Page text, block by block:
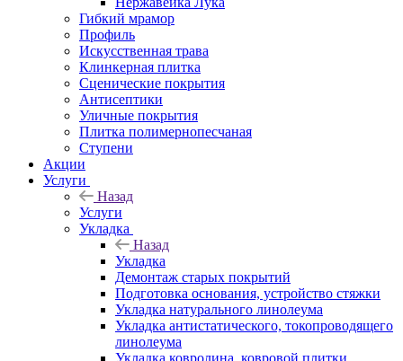
Гибкий мрамор
Профиль
Искусственная трава
Клинкерная плитка
Сценические покрытия
Антисептики
Уличные покрытия
Плитка полимернопесчаная
Ступени
Акции
Услуги
Назад
Услуги
Укладка
Назад
Укладка
Демонтаж старых покрытий
Подготовка основания, устройство стяжки
Укладка натурального линолеума
Укладка антистатического, токопроводящего
линолеума
Укладка ковролина, ковровой плитки